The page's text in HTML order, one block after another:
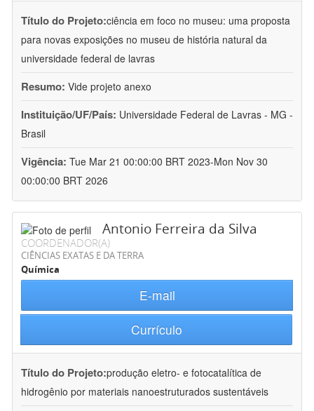
Título do Projeto:ciência em foco no museu: uma proposta
para novas exposições no museu de história natural da
universidade federal de lavras
Resumo: Vide projeto anexo
Instituição/UF/País: Universidade Federal de Lavras - MG -
Brasil
Vigência: Tue Mar 21 00:00:00 BRT 2023-Mon Nov 30
00:00:00 BRT 2026
Antonio Ferreira da Silva
COORDENADOR(A)
CIÊNCIAS EXATAS E DA TERRA
Química
E-mail
Currículo
Título do Projeto:produção eletro- e fotocatalítica de
hidrogênio por materiais nanoestruturados sustentáveis